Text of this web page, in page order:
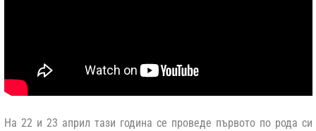
На 22 и 23 април тази година се проведе първото по рода си